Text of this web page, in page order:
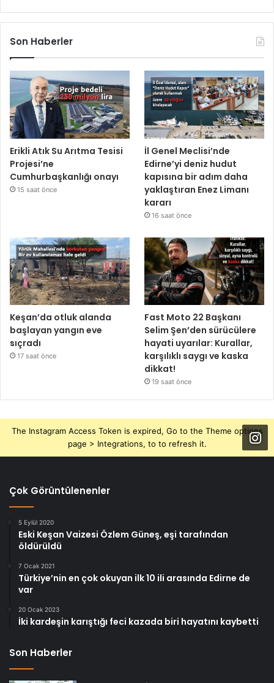
Son Haberler
Erikli Atık Su Arıtma Tesisi
Projesi’ne
Cumhurbaşkanlığı onayı
15 saat önce
İl Genel Meclisi’nde
Edirne’yi deniz hudut
kapısına bir adım daha
yaklaştıran Enez Limanı
kararı
16 saat önce
Keşan’da otluk alanda
başlayan yangın eve
sıçradı
17 saat önce
Fast Moto 22 Başkanı
Selim Şen’den sürücülere
hayati uyarılar: Kurallar,
karşılıklı saygı ve kaska
dikkat!
19 saat önce
The Instagram Access Token is expired, Go to the Theme options
page > Integrations, to to refresh it.
Çok Görüntülenenler
5 Eylül 2020
Eski Keşan Vaizesi Özlem Güneş, eşi tarafından
öldürüldü
7 Ocak 2021
Türkiye’nin en çok okuyan ilk 10 ili arasında Edirne de
var
20 Ocak 2023
İki kardeşin karıştığı feci kazada biri hayatını kaybetti
Son Haberler